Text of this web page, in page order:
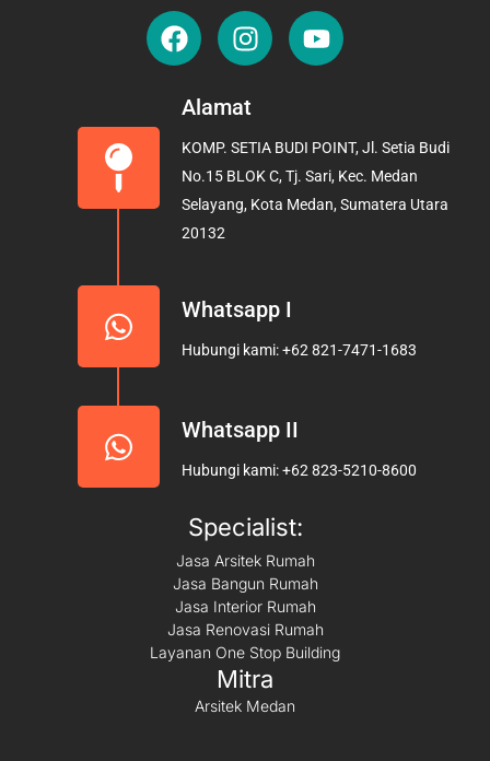
F
a
e
o
o
k
I
n
t
g
r
a
Y
o
b
e
Alamat
KOMP. SETIA BUDI POINT, Jl. Setia Budi
No.15 BLOK C, Tj. Sari, Kec. Medan
Selayang, Kota Medan, Sumatera Utara
20132
Whatsapp I
Hubungi kami: +62 821-7471-1683
Whatsapp II
Hubungi kami: +62 823-5210-8600
Specialist:
Jasa Arsitek Rumah
Jasa Bangun Rumah
Jasa Interior Rumah
Jasa Renovasi Rumah
Layanan One Stop Building
Mitra
Arsitek Medan